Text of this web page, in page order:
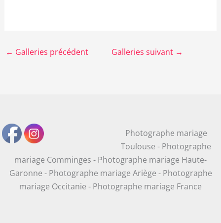
← Galleries précédent Galleries suivant →
Photographe mariage
Toulouse - Photographe
mariage Comminges - Photographe mariage Haute-
Garonne - Photographe mariage Ariège - Photographe
mariage Occitanie - Photographe mariage France